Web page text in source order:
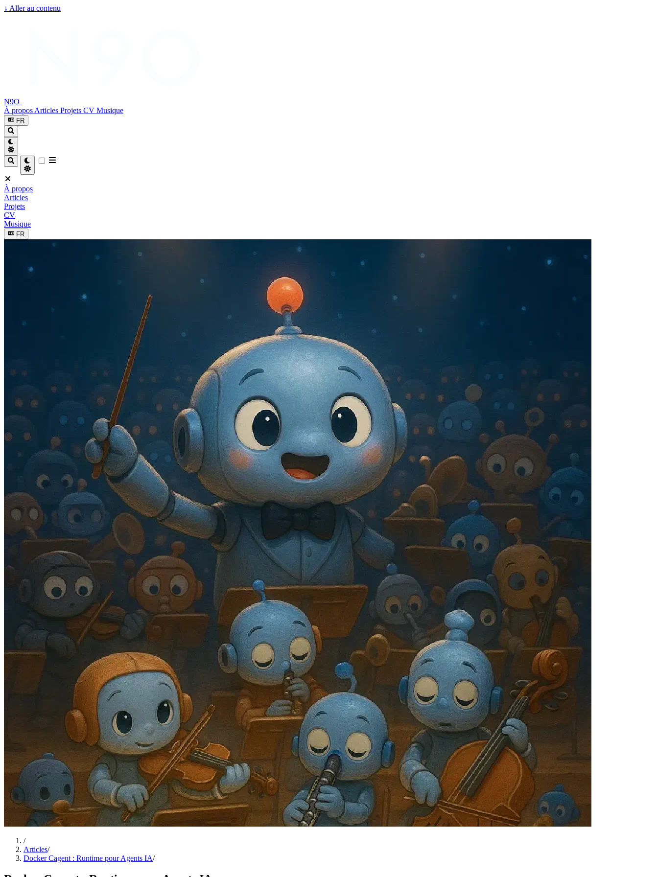
↓ Aller au contenu
N9O
À propos Articles Projets CV Musique
FR
À propos
Articles
Projets
CV
Musique
FR
/
Articles/
Docker Cagent : Runtime pour Agents IA/